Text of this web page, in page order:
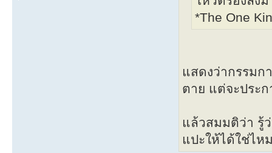
*The One
แสดงว่ากรรมก
ตาย แต่จะประ
แล้วสมมติว่า รู้
แปะให้ได้ใช่ไห